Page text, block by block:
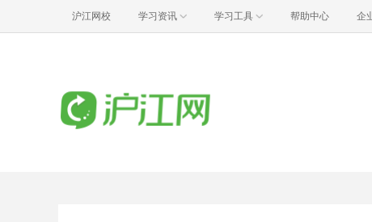
沪江网校 学习资讯 学习工具 帮助中心 企